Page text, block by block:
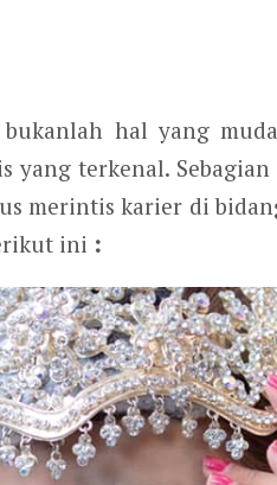
hal yang
yang terkenal.
merintis karier di
ini :